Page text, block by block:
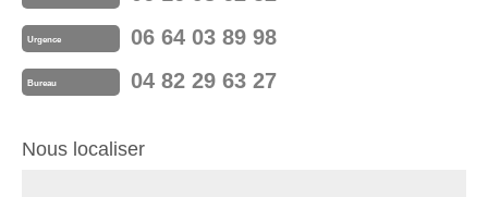
Urgence 06 64 03 89 98
Bureau 04 82 29 63 27
Nous localiser